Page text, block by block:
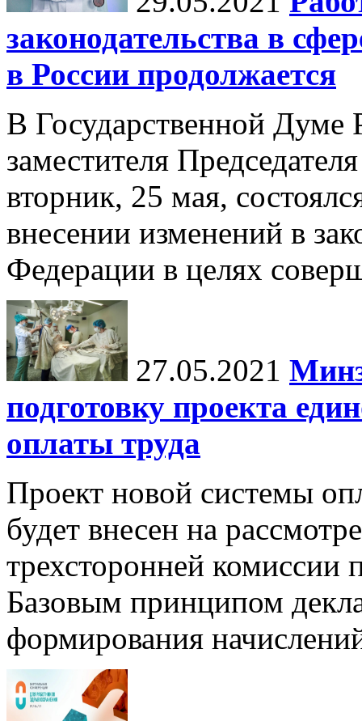
законодательства в
в России продолжается
В Государственной Думе
заместителя
вторник, 25 мая,
внесении изменений в
Федерации в целях
27.05.2021
подготовку проекта
оплаты труда
Проект новой системы
будет внесен на
трехсторонней комиссии
Базовым принципом
формирования